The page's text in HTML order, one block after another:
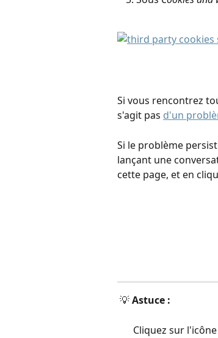
Si vous rencontrez
s'agit pas d'un
Si le problème
lançant une
cette page, et en
💡 Astuce :
Cliquez sur